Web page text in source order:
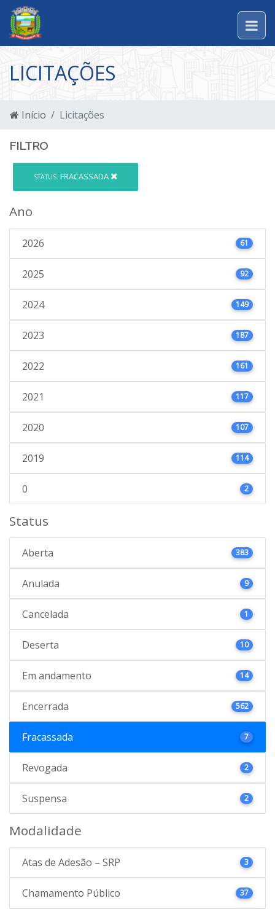
LICITAÇÕES
Início Licitações
FILTRO
STATUS: FRACASSADA
Ano
2026 61
2025 92
2024 149
2023 187
2022 161
2021 117
2020 107
2019 114
0 2
Status
Aberta 383
Anulada 9
Cancelada 1
Deserta 10
Em andamento 14
Encerrada 562
Fracassada 7
Revogada 2
Suspensa 2
Modalidade
Atas de Adesão – SRP 3
Chamamento Público 37